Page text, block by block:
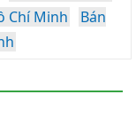
Chí Minh
Bán